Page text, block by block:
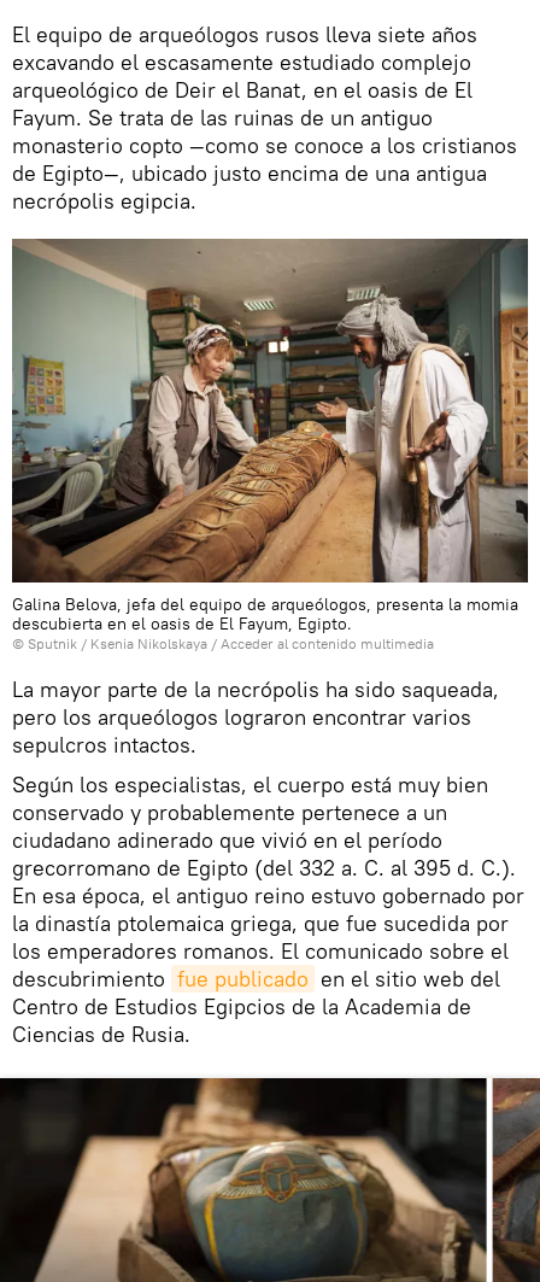
El equipo de arqueólogos rusos lleva siete años
excavando el escasamente estudiado complejo
arqueológico de Deir el Banat, en el oasis de El
Fayum. Se trata de las ruinas de un antiguo
monasterio copto —como se conoce a los cristianos
de Egipto—, ubicado justo encima de una antigua
necrópolis egipcia.
Galina Belova, jefa del equipo de arqueólogos, presenta la momia
descubierta en el oasis de El Fayum, Egipto.
© Sputnik / Ksenia Nikolskaya / Acceder al contenido multimedia
La mayor parte de la necrópolis ha sido saqueada,
pero los arqueólogos lograron encontrar varios
sepulcros intactos.
Según los especialistas, el cuerpo está muy bien
conservado y probablemente pertenece a un
ciudadano adinerado que vivió en el período
grecorromano de Egipto (del 332 a. C. al 395 d. C.).
En esa época, el antiguo reino estuvo gobernado por
la dinastía ptolemaica griega, que fue sucedida por
los emperadores romanos. El comunicado sobre el
descubrimiento fue publicado en el sitio web del
Centro de Estudios Egipcios de la Academia de
Ciencias de Rusia.